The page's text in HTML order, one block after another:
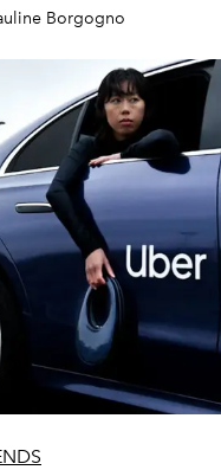
à Disneyland Paris.
Borgogno